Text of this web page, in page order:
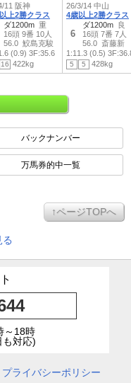
11 阪神
上2勝クラス
ダ1200m 重
16頭 9番 10人
56.0 鮫島克駿
(0.9) 3F:35.6
16 422kg
26/3/14 中山
4歳以上2勝クラス
6
ダ1200m 良
16頭 7番 7人
56.0 斎藤新
1:11.3 (0.5)
5 5 428kg
バックナンバー
万馬券的中一覧
↑ページTOPへ
～18時
も対応)
プライバシーポリシー